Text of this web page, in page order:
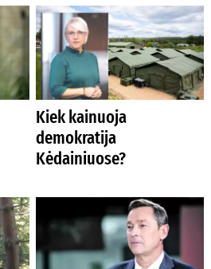
Kiek kainuoja
demokratija
Kėdainiuose?